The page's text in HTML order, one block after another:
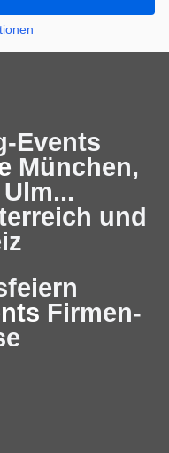
Events
München,
und
Firmen-